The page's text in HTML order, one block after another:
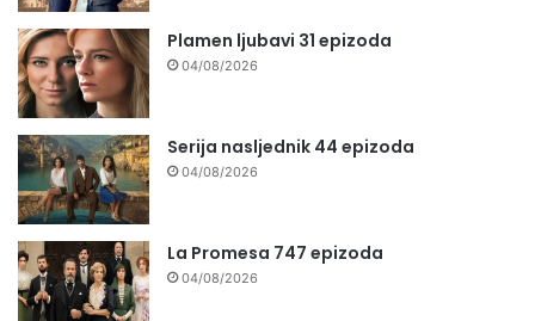
Plamen ljubavi 31 epizoda
04/08/2026
Serija nasljednik 44 epizoda
04/08/2026
La Promesa 747 epizoda
04/08/2026